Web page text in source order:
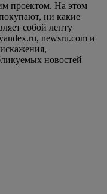
проектом. На этом
ни какие
собой ленту
newsru.com и
новостей